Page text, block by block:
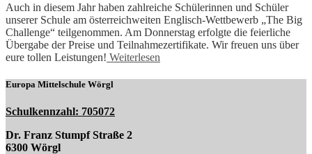
Auch in diesem Jahr haben zahlreiche Schülerinnen und Schüler
unserer Schule am österreichweiten Englisch-Wettbewerb „The Big
Challenge“ teilgenommen. Am Donnerstag erfolgte die feierliche
Übergabe der Preise und Teilnahmezertifikate. Wir freuen uns über
eure tollen Leistungen! Weiterlesen
Europa Mittelschule Wörgl
Schulkennzahl: 705072
Dr. Franz Stumpf Straße 2
6300 Wörgl